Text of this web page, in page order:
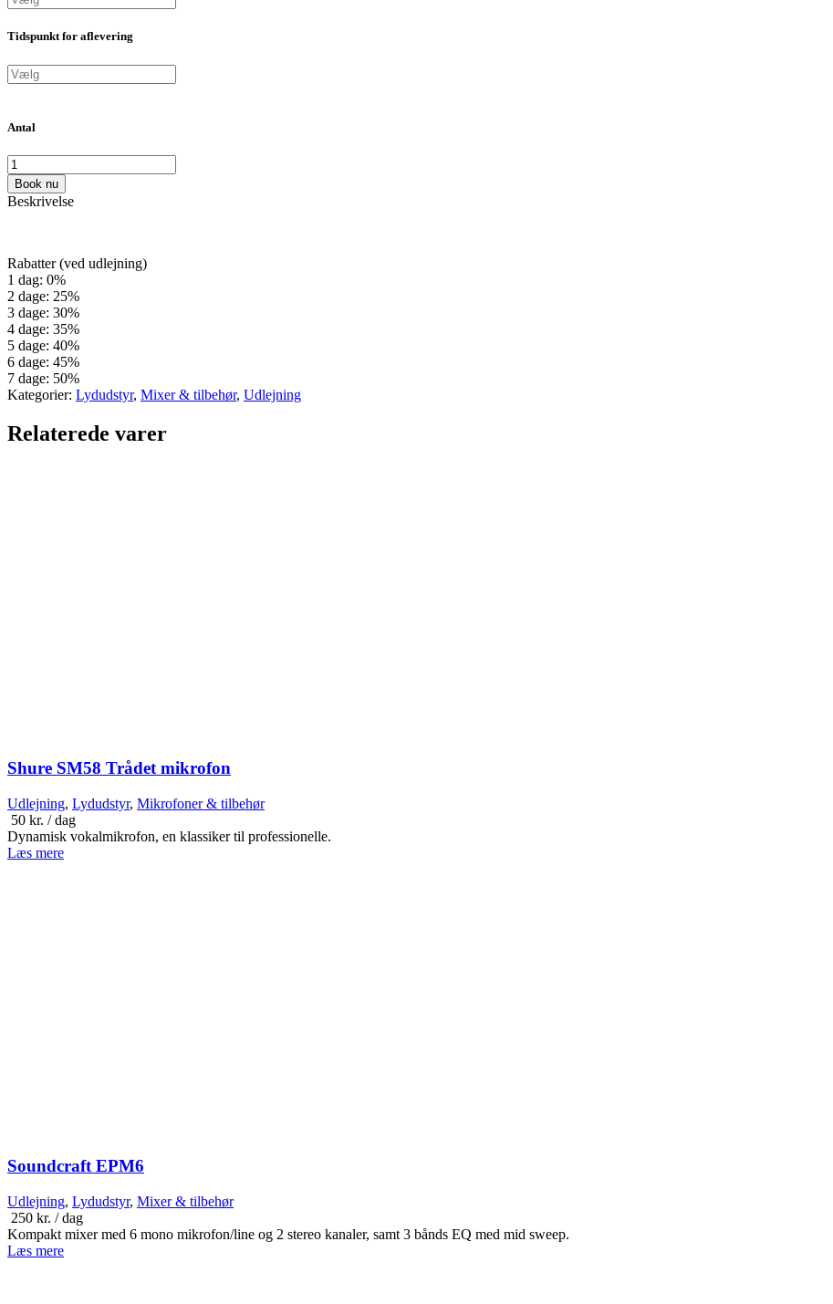
Tidspunkt for aflevering
Antal
Book nu
Beskrivelse
Rabatter (ved udlejning)
1 dag: 0%
2 dage: 25%
3 dage: 30%
4 dage: 35%
5 dage: 40%
6 dage: 45%
7 dage: 50%
Kategorier: Lydudstyr, Mixer & tilbehør, Udlejning
Relaterede varer
Shure SM58 Trådet mikrofon
Udlejning, Lydudstyr, Mikrofoner & tilbehør
50 kr. / dag
Dynamisk vokalmikrofon, en klassiker til professionelle.
Læs mere
Soundcraft EPM6
Udlejning, Lydudstyr, Mixer & tilbehør
250 kr. / dag
Kompakt mixer med 6 mono mikrofon/line og 2 stereo kanaler, samt 3 bånds EQ med mid sweep.
Læs mere